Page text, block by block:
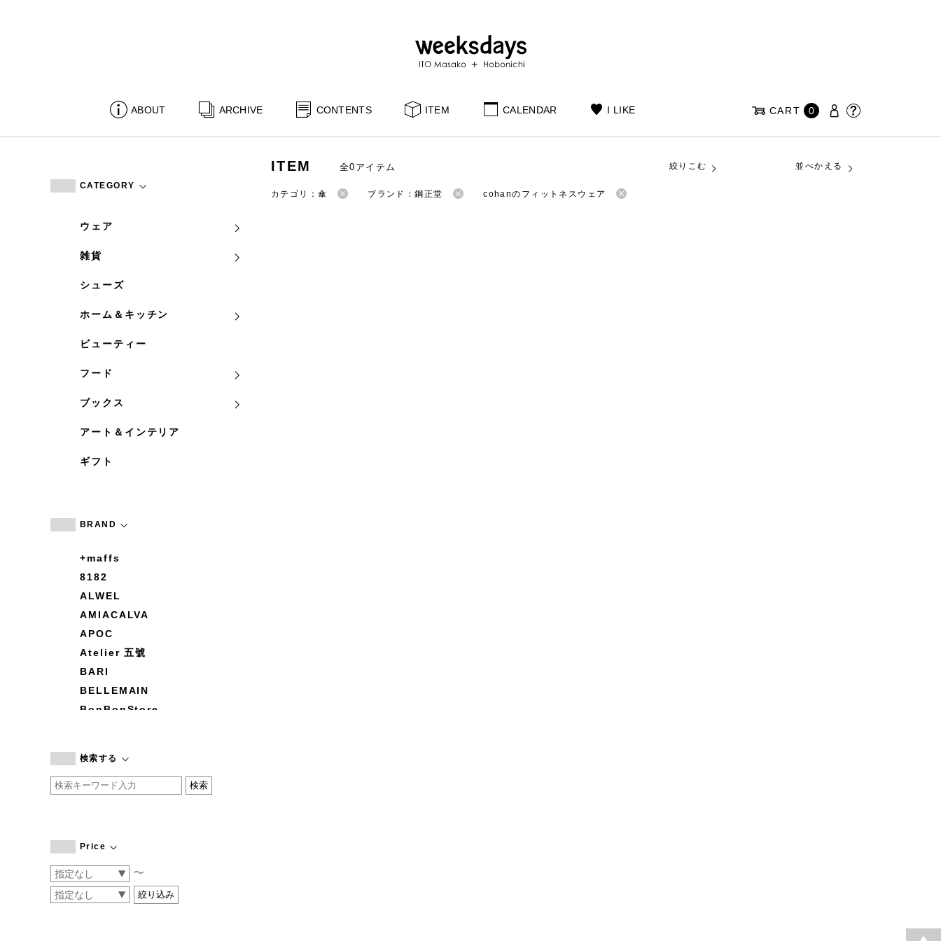
ABOUT ARCHIVE CONTENTS ITEM CALENDAR I LIKE CART 0
CATEGORY
ウェア
雑貨
シューズ
ホーム＆キッチン
ビューティー
フード
ブックス
アート＆インテリア
ギフト
BRAND
+maffs
8182
ALWEL
AMIACALVA
APOC
Atelier 五號
BARI
BELLEMAIN
BonBonStore
by basics
CATWORTH
COGTHEBIGSMOKE
CONVERSE
DEAN & DELUCA
検索する
Price
〜
ITEM 全0アイテム 絞りこむ 並べかえる
カテゴリ：傘 ブランド：鋼正堂 cohanのフィットネスウェア